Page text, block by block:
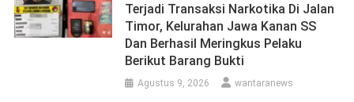
Terjadi Transaksi Narkotika Di Jalan
Timor, Kelurahan Jawa Kanan SS
Dan Berhasil Meringkus Pelaku
Berikut Barang Bukti
Agustus 9, 2026 wantaranews